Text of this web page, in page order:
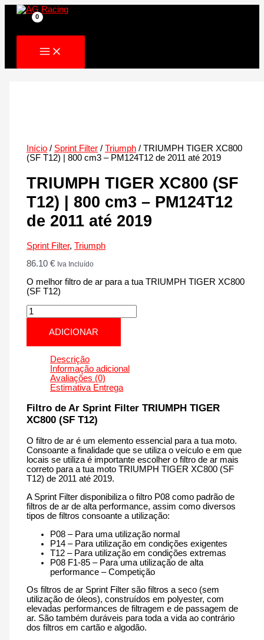
Skip
Início / Sprint Filter /Triumph / TRIUMPH TIGER XC800
(SF T12) | 800 cm3 – PM124T12 de 2011 até 2019
TRIUMPH TIGER XC800 (SF
T12) | 800 cm3 – PM124T12
de 2011 até 2019
Sprint Filter,Triumph
86.10€ Iva Incluído
O melhor filtro de ar para a tua TRIUMPH TIGER XC800
(SF T12)
Quantidade
de
TRIUMPH
TIGER
XC800
-
PM124T12
de
até
2019
ADICIONAR
Descrição
Informação adicional
Avaliações (0)
Estimativa Entrega
Filtro de Ar Sprint Filter TRIUMPH TIGER
XC800 (SF T12)
O filtro de ar é um elemento essencial para a tua moto.
Consoante a finalidade que se utiliza o veículo e em que
locais se utiliza é importante escolher o filtro de ar mais
correto para a tua moto TRIUMPH TIGER XC800 (SF
T12) de 2011 até 2019.
A Sprint Filter disponibiliza o filtro P08 como padrão de
filtros de ar de alta performance, assim como diversos
tipos de filtros consoante a utilização:
P08 – Para uma utilização normal
P14 – Para utilização em condições exigentes
T12 – Para utilização em condições extremas
P08 F1-85 – Para uma utilização de alta
performance – Competição
Os filtros de ar Sprint Filter são filtros a seco (sem
utilização de óleos), construídos em polyester, com
elevadas performances de filtragem e de passagem de
ar. São também duráveis para toda a vida ao contrário
dos filtros em cartão e algodão.